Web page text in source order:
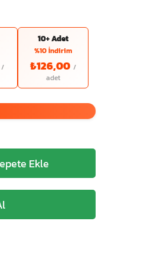
10+ Adet
%10 İndirim
₺126,00